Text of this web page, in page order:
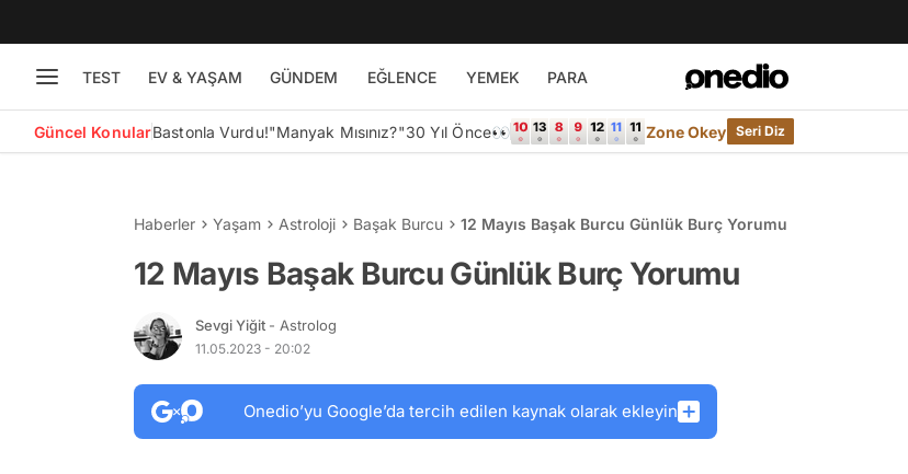
TEST EV & YAŞAM GÜNDEM EĞLENCE YEMEK PARA
Güncel KonularBastonla Vurdu!"Manyak Mısınız?"30 Yıl Önce👀 Zone Okey Seri Diz
Haberler Yaşam Astroloji Başak Burcu 12 Mayıs Başak Burcu Günlük Burç Yorumu
12 Mayıs Başak Burcu Günlük Burç Yorumu
Sevgi Yiğit - Astrolog
11.05.2023 - 20:02
Onedio’yu Google’da tercih edilen kaynak olarak ekleyin